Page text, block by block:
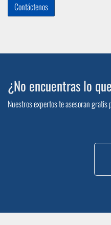
Contáctenos
¿No encuentras lo
Nuestros expertos te asesoran